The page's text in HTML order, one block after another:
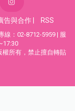
告與合作 RSS
線：02-8712-5959 | 服
所有，禁止擅自轉貼